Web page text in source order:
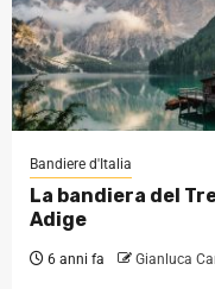
Bandiere d'Italia
La bandiera del
Adige
6 anni fa Gianluca